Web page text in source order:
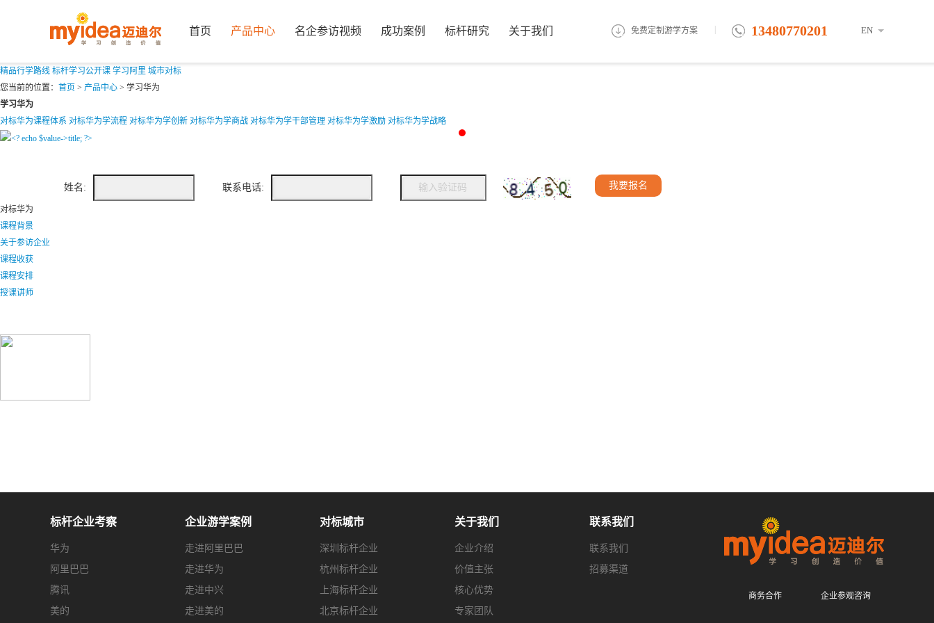
首页 产品中心 名企参访视频 成功案例 标杆研究 关于我们 EN
免费定制游学方案 13480770201
精品行学路线 标杆学习公开课 学习阿里 城市对标
您当前的位置： 首页 > 产品中心 > 学习华为
学习华为
对标华为课程体系 对标华为学流程 对标华为学创新 对标华为学商战 对标华为学干部管理 对标华为学激励 对标华为学战略
姓名: 联系电话: 我要报名
对标华为
课程背景
关于参访企业
课程收获
课程安排
授课讲师
标杆企业考察
华为
阿里巴巴
腾讯
美的
企业游学案例
走进阿里巴巴
走进华为
走进中兴
走进美的
对标城市
深圳标杆企业
杭州标杆企业
上海标杆企业
北京标杆企业
关于我们
企业介绍
价值主张
核心优势
专家团队
联系我们
联系我们
招募渠道
商务合作 企业参观咨询